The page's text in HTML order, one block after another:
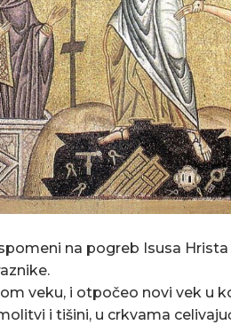
na pogreb Isusa
veku, i otpočeo novi vek u
i tišini, u crkvama